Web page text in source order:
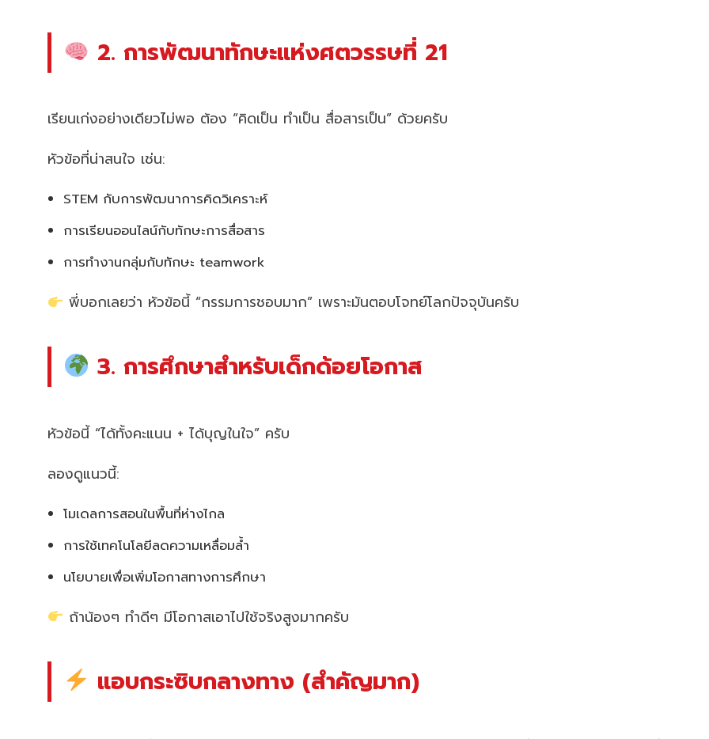
2. การพัฒนาทักษะแห่งศตวรรษที่ 21
เรียนเก่งอย่างเดียวไม่พอ ต้อง “คิดเป็น ทำเป็น สื่อสารเป็น” ด้วยครับ
หัวข้อที่น่าสนใจ เช่น:
STEM กับการพัฒนาการคิดวิเคราะห์
การเรียนออนไลน์กับทักษะการสื่อสาร
การทำงานกลุ่มกับทักษะ teamwork
พี่บอกเลยว่า หัวข้อนี้ “กรรมการชอบมาก” เพราะมันตอบโจทย์โลกปัจจุบันครับ
3. การศึกษาสำหรับเด็กด้อยโอกาส
หัวข้อนี้ “ได้ทั้งคะแนน + ได้บุญในใจ” ครับ
ลองดูแนวนี้:
โมเดลการสอนในพื้นที่ห่างไกล
การใช้เทคโนโลยีลดความเหลื่อมล้ำ
นโยบายเพื่อเพิ่มโอกาสทางการศึกษา
ถ้าน้องๆ ทำดีๆ มีโอกาสเอาไปใช้จริงสูงมากครับ
แอบกระซิบกลางทาง (สำคัญมาก)